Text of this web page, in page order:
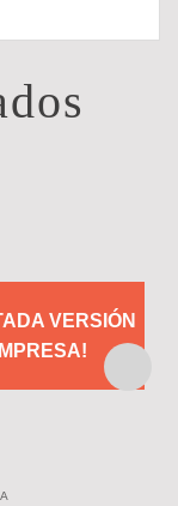
VERSIÓN
IMPRESA!